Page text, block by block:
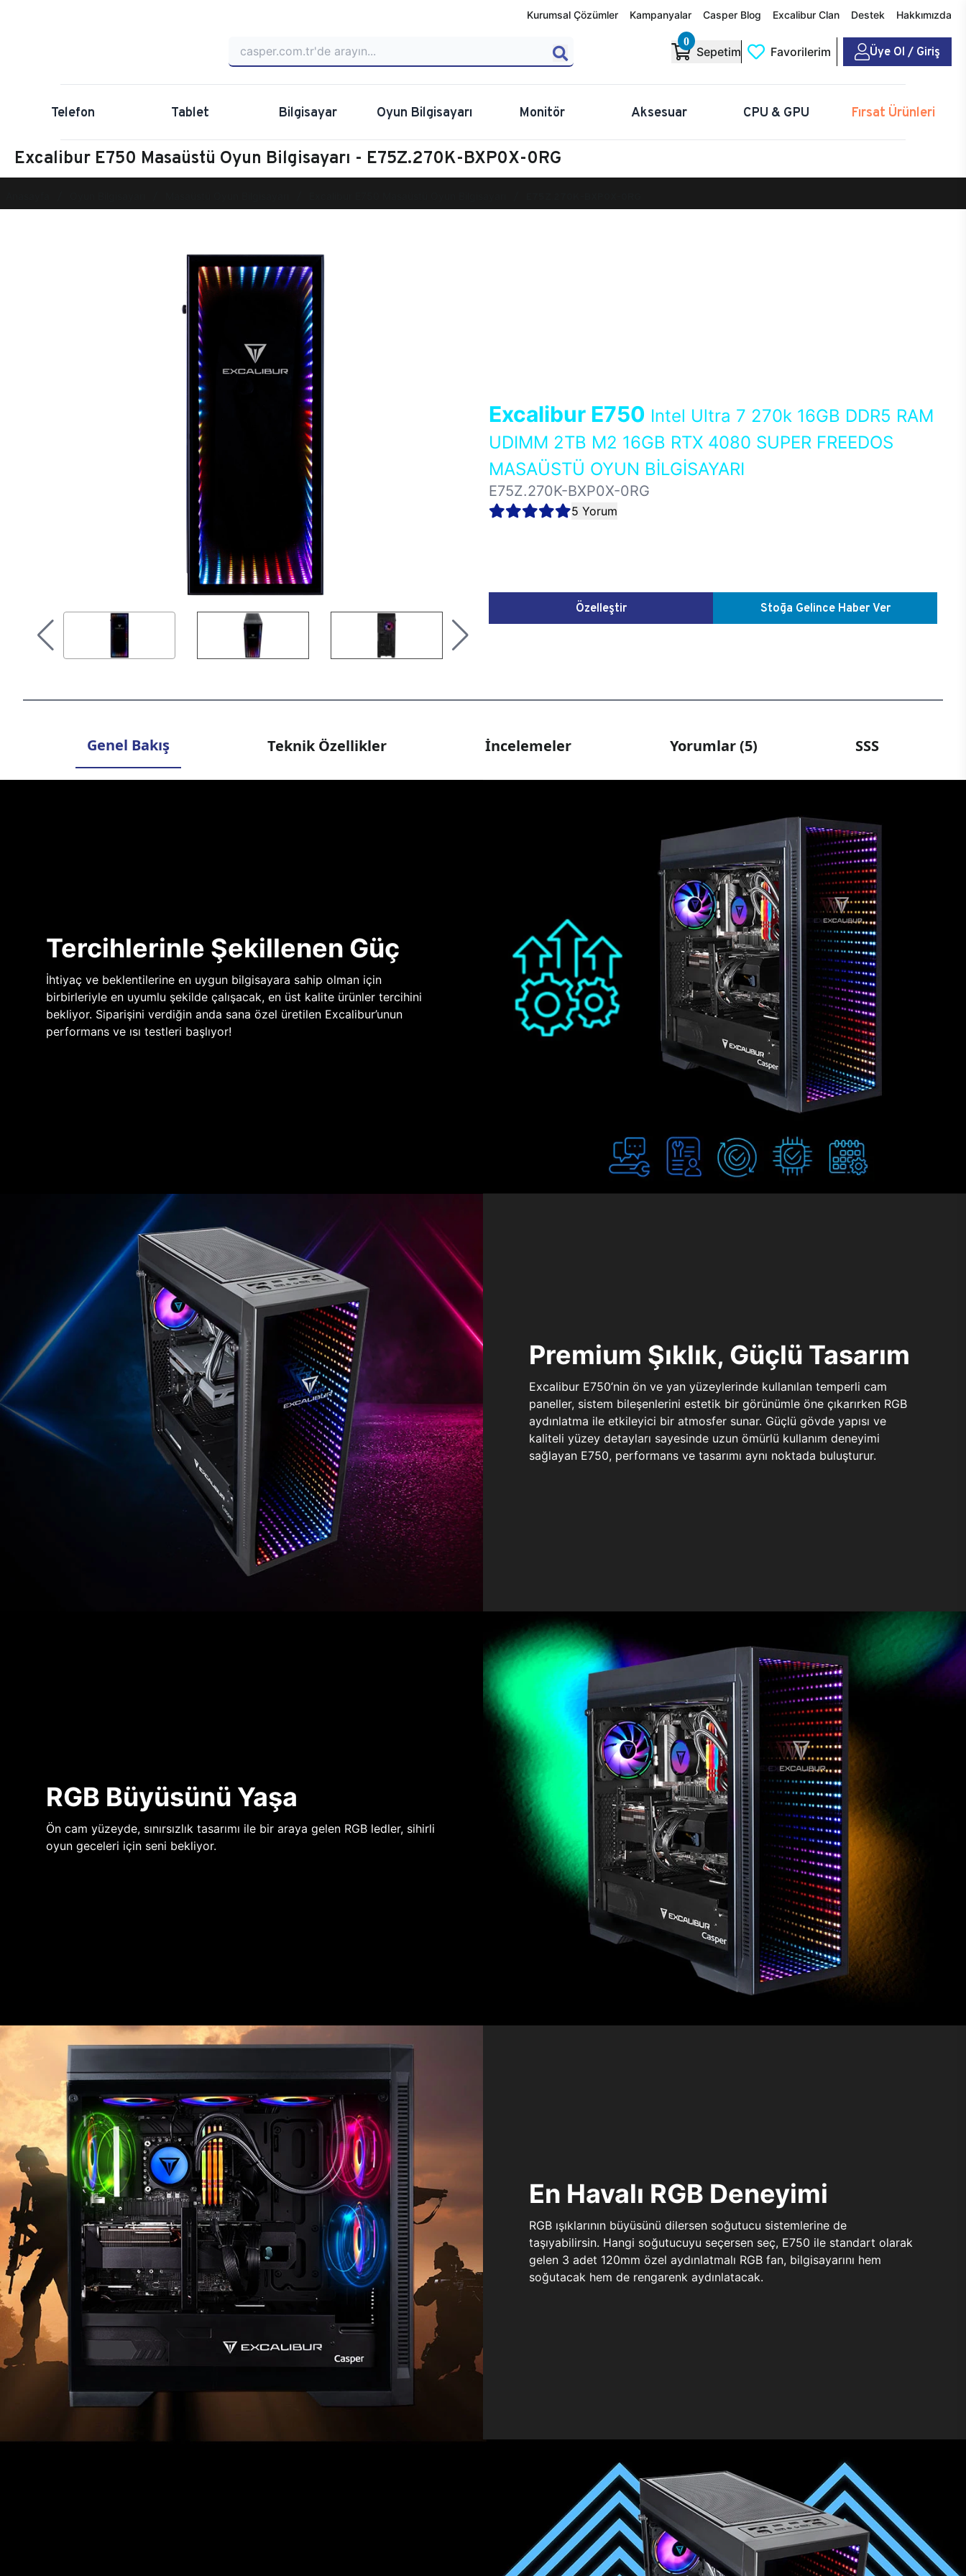
Kurumsal Çözümler Kampanyalar Casper Blog Excalibur Clan Destek Hakkımızda
0
Sepetim Favorilerim Üye Ol / Giriş
Telefon Tablet Bilgisayar Oyun Bilgisayarı Monitör Aksesuar CPU & GPU Fırsat Ürünleri
Excalibur E750 Masaüstü Oyun Bilgisayarı - E75Z.270K-BXP0X-0RG
Excalibur E750 Intel Ultra 7 270k 16GB DDR5 RAM
UDIMM 2TB M2 16GB RTX 4080 SUPER FREEDOS
MASAÜSTÜ OYUN BİLGİSAYARI
E75Z.270K-BXP0X-0RG
5 Yorum
Özelleştir Stoğa Gelince Haber Ver
Genel Bakış Teknik Özellikler İncelemeler Yorumlar (5) SSS
Tercihlerinle Şekillenen Güç
İhtiyaç ve beklentilerine en uygun bilgisayara sahip olman için
birbirleriyle en uyumlu şekilde çalışacak, en üst kalite ürünler tercihini
bekliyor. Siparişini verdiğin anda sana özel üretilen Excalibur’unun
performans ve ısı testleri başlıyor!
Premium Şıklık, Güçlü Tasarım
Excalibur E750’nin ön ve yan yüzeylerinde kullanılan temperli cam
paneller, sistem bileşenlerini estetik bir görünümle öne çıkarırken RGB
aydınlatma ile etkileyici bir atmosfer sunar. Güçlü gövde yapısı ve
kaliteli yüzey detayları sayesinde uzun ömürlü kullanım deneyimi
sağlayan E750, performans ve tasarımı aynı noktada buluşturur.
RGB Büyüsünü Yaşa
Ön cam yüzeyde, sınırsızlık tasarımı ile bir araya gelen RGB ledler, sihirli
oyun geceleri için seni bekliyor.
En Havalı RGB Deneyimi
RGB ışıklarının büyüsünü dilersen soğutucu sistemlerine de
taşıyabilirsin. Hangi soğutucuyu seçersen seç, E750 ile standart olarak
gelen 3 adet 120mm özel aydınlatmalı RGB fan, bilgisayarını hem
soğutacak hem de rengarenk aydınlatacak.